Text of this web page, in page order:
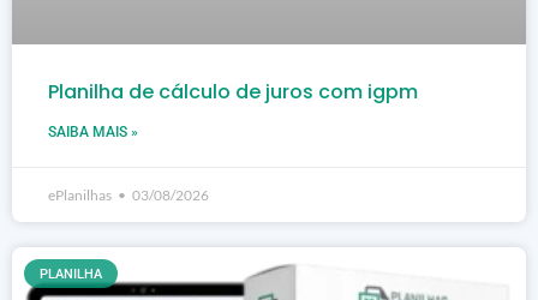
Planilha de cálculo de juros com igpm
SAIBA MAIS »
ePlanilhas 03/08/2026
PLANILHA